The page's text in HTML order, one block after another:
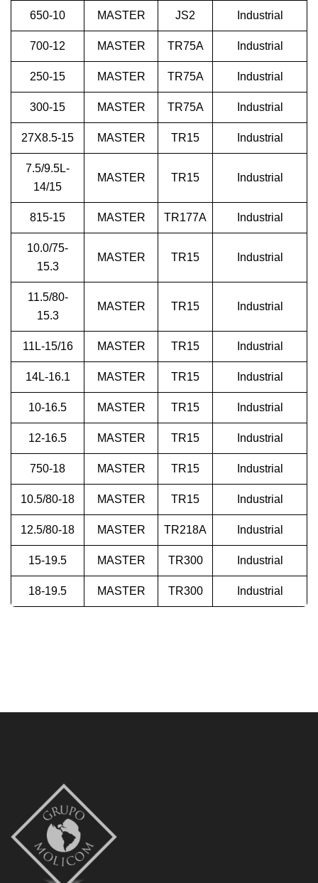
650-10 MASTER JS2 Industrial
700-12 MASTER TR75A Industrial
250-15 MASTER TR75A Industrial
300-15 MASTER TR75A Industrial
27X8.5-15 MASTER TR15 Industrial
7.5/9.5L-
14/15
MASTER TR15 Industrial
815-15 MASTER TR177A Industrial
10.0/75-
15.3
MASTER TR15 Industrial
11.5/80-
15.3
MASTER TR15 Industrial
11L-15/16 MASTER TR15 Industrial
14L-16.1 MASTER TR15 Industrial
10-16.5 MASTER TR15 Industrial
12-16.5 MASTER TR15 Industrial
750-18 MASTER TR15 Industrial
10.5/80-18 MASTER TR15 Industrial
12.5/80-18 MASTER TR218A Industrial
15-19.5 MASTER TR300 Industrial
18-19.5 MASTER TR300 Industrial